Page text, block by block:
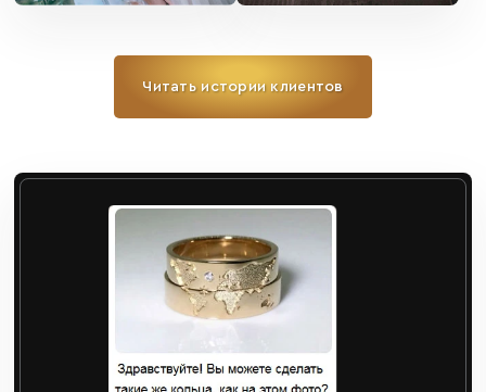
Читать истории клиентов